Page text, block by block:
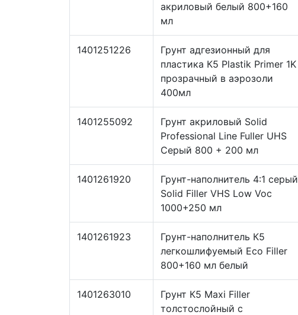
акриловый белый 800+160
мл
1401251226
Грунт адгезионный для
пластика К5 Plastik Primer 1K
прозрачный в аэрозоли
400мл
1401255092
Грунт акриловый Solid
Professional Line Fuller UHS
Серый 800 + 200 мл
1401261920
Грунт-наполнитель 4:1 серый
Solid Filler VHS Low Voc
1000+250 мл
1401261923
Грунт-наполнитель К5
легкошлифуемый Eco Filler
800+160 мл белый
1401263010
Грунт К5 Maxi Filler
толстослойный с